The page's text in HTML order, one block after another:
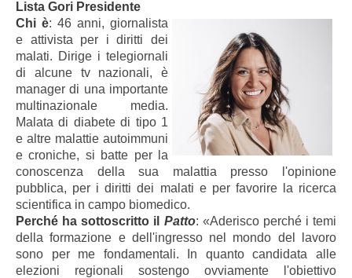
Lista Gori Presidente
Chi è: 46 anni, giornalista
e attivista per i diritti dei
malati. Dirige i telegiornali
di alcune tv nazionali, è
manager di una importante
multinazionale media.
Malata di diabete di tipo 1
e altre malattie autoimmuni
e croniche, si batte per la
conoscenza della sua malattia presso l'opinione
pubblica, per i diritti dei malati e per favorire la ricerca
scientifica in campo biomedico.
Perché ha sottoscritto il Patto: «Aderisco perché i temi
della formazione e dell'ingresso nel mondo del lavoro
sono per me fondamentali. In quanto candidata alle
elezioni regionali sostengo ovviamente l'obiettivo